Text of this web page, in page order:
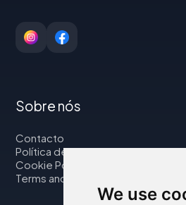
We use
Sobre nós
Contacto
Política de privacidade
Cookie Policy
Terms and Conditions